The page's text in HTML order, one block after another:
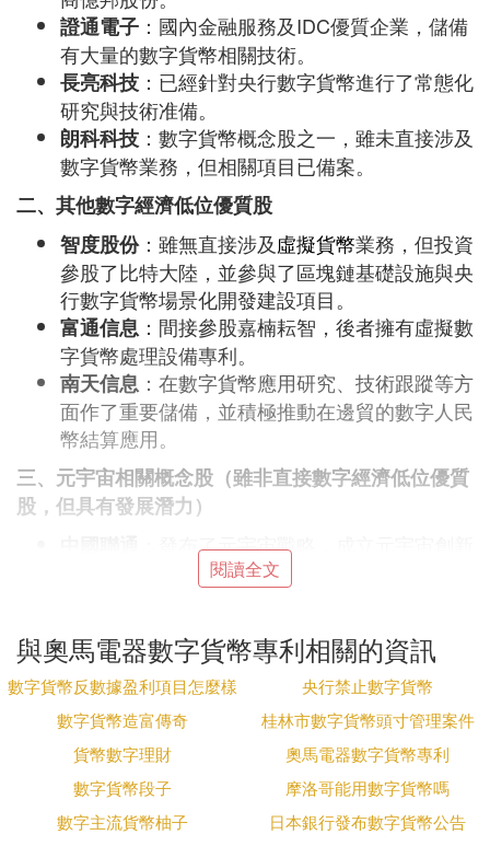
證通電子 ：國內金融服務及IDC優質企業，儲備
有大量的數字貨幣相關技術。
長亮科技 ：已經針對央行數字貨幣進行了常態化
研究與技術准備。
朗科科技 ：數字貨幣概念股之一，雖未直接涉及
數字貨幣業務，但相關項目已備案。
二、其他數字經濟低位優質股
智度股份：雖無直接涉及虛擬貨幣業務，但投資
參股了比特大陸，並參與了區塊鏈基礎設施與央
行數字貨幣場景化開發建設項目。
富通信息 ：間接參股嘉楠耘智，後者擁有虛擬數
字貨幣處理設備專利。
南天信息 ：在數字貨幣應用研究、技術跟蹤等方
面作了重要儲備，並積極推動在邊貿的數字人民
幣結算應用。
三、元宇宙相關概念股（雖非直接數字經濟低位優質
股，但具有發展潛力）
：發布了元宇宙戰略，成立元宇宙創新
產業聯盟，並推出了一系列元宇宙產品應用和解
請注意，以上信息僅供參考，不構成個人投資建議。
市場有風險，投資需謹慎。投資者應根據自身情況和
市場環境做出理性決策。
㈡ 數字貨幣概念股大全，區塊鏈公司詳
解，附股票名稱及公司項目
數字貨幣概念股大全及區塊鏈公司詳解
閱讀全文
與奧馬電器數字貨幣專利相關的資訊
數字貨幣反數據盈利項目怎麼樣
央行禁止數字貨幣
數字貨幣造富傳奇
桂林市數字貨幣頭寸管理案件
貨幣數字理財
奧馬電器數字貨幣專利
數字貨幣段子
摩洛哥能用數字貨幣嗎
數字主流貨幣柚子
日本銀行發布數字貨幣公告